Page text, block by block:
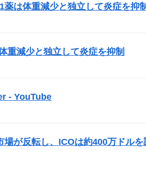
は体重減少と独立して炎症を抑
重減少と独立して炎症を抑制
- YouTube
が反転し、 ICOは約400万ドルを